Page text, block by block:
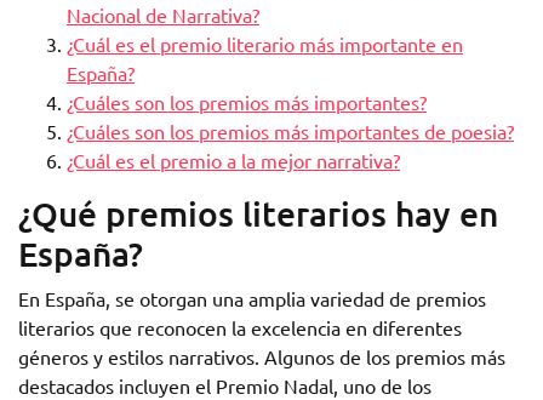
Nacional de Narrativa?
¿Cuál es el premio literario más importante en
España?
¿Cuáles son los premios más importantes?
¿Cuáles son los premios más importantes de poesia?
¿Cuál es el premio a la mejor narrativa?
¿Qué premios literarios hay en
España?
En España, se otorgan una amplia variedad de premios
literarios que reconocen la excelencia en diferentes
géneros y estilos narrativos. Algunos de los premios más
destacados incluyen el Premio Nadal, uno de los